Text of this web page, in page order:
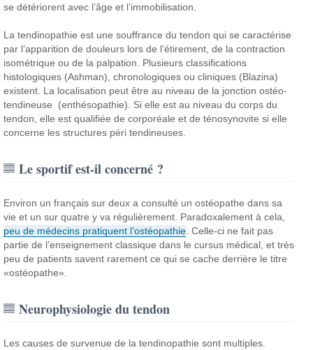
se détériorent avec l’âge et l’immobilisation.
La tendinopathie est une souffrance du tendon qui se caractérise
par l’apparition de douleurs lors de l’étirement, de la contraction
isométrique ou de la palpation. Plusieurs classifications
histologiques (Ashman), chronologiques ou cliniques (Blazina)
existent. La localisation peut être au niveau de la jonction ostéo-
tendineuse (enthésopathie). Si elle est au niveau du corps du
tendon, elle est qualifiée de corporéale et de ténosynovite si elle
concerne les structures péri tendineuses.
Le sportif est-il concerné ?
Environ un français sur deux a consulté un ostéopathe dans sa
vie et un sur quatre y va régulièrement. Paradoxalement à cela,
peu de médecins pratiquent l’ostéopathie. Celle-ci ne fait pas
partie de l’enseignement classique dans le cursus médical, et très
peu de patients savent rarement ce qui se cache derrière le titre
«ostéopathe».
Neurophysiologie du tendon
Les causes de survenue de la tendinopathie sont multiples.